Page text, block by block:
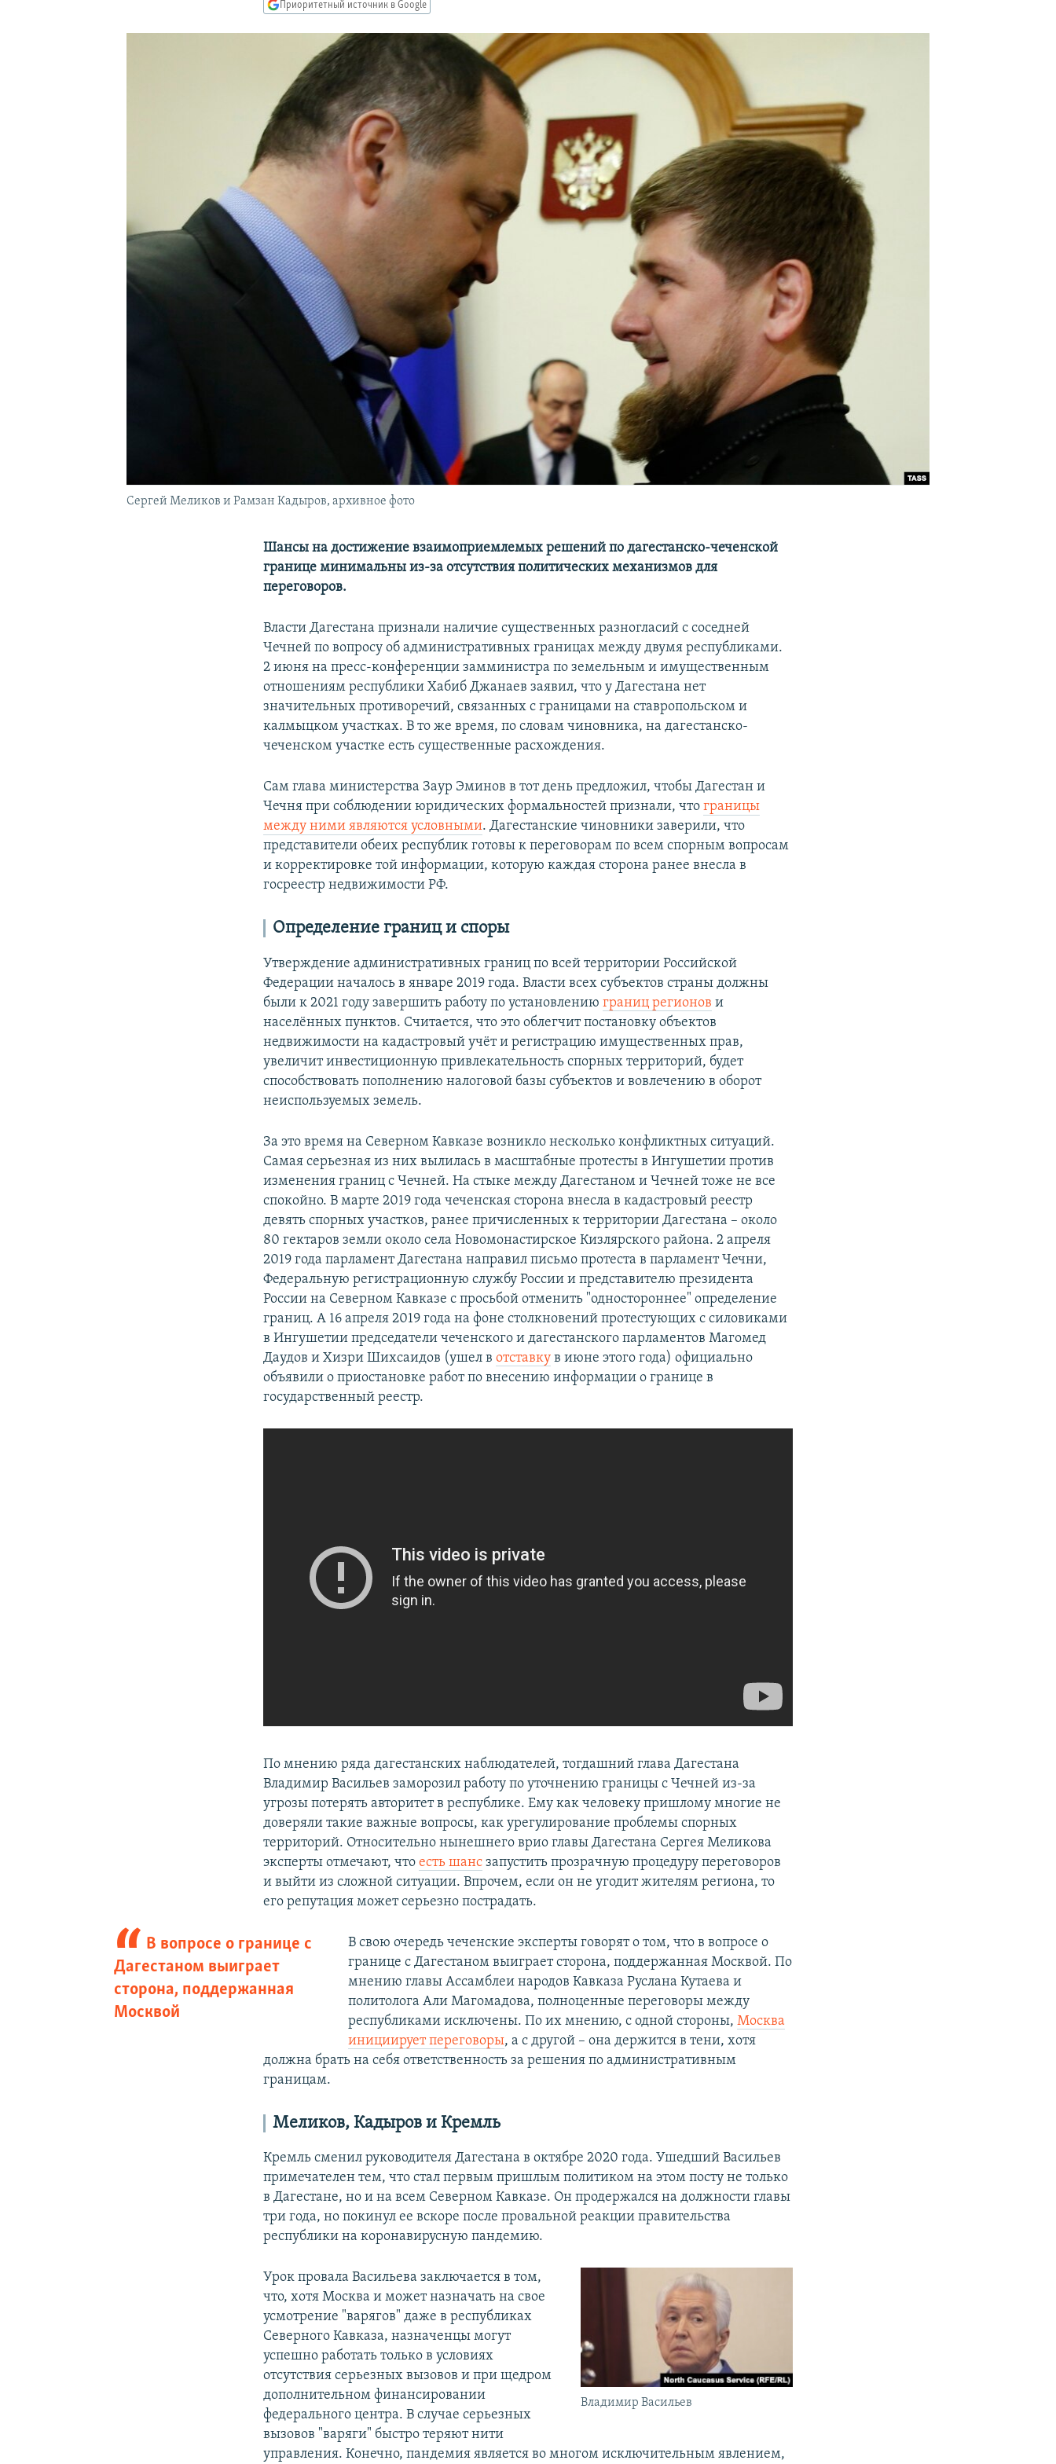
ПОДПИШИТЕСЬ НА РАССЫЛКУ
Приоритетный источник в Google
Сергей Меликов и Рамзан Кадыров, архивное фото
Шансы на достижение взаимоприемлемых решений по дагестанско-чеченской
границе минимальны из-за отсутствия политических механизмов для
переговоров.
Власти Дагестана признали наличие существенных разногласий с соседней
Чечней по вопросу об административных границах между двумя республиками.
2 июня на пресс-конференции замминистра по земельным и имущественным
отношениям республики Хабиб Джанаев заявил, что у Дагестана нет
значительных противоречий, связанных с границами на ставропольском и
калмыцком участках. В то же время, по словам чиновника, на дагестанско-
чеченском участке есть существенные расхождения.
Сам глава министерства Заур Эминов в тот день предложил, чтобы Дагестан и
Чечня при соблюдении юридических формальностей признали, чтограницы
между ними являются условными. Дагестанские чиновники заверили, что
представители обеих республик готовы к переговорам по всем спорным вопросам
и корректировке той информации, которую каждая сторона ранее внесла в
госреестр недвижимости РФ.
Определение границ и споры
Утверждение административных границ по всей территории Российской
Федерации началось в январе 2019 года. Власти всех субъектов страны должны
были к 2021 году завершить работу по установлениюграниц регионов и
населённых пунктов. Считается, что это облегчит постановку объектов
недвижимости на кадастровый учёт и регистрацию имущественных прав,
увеличит инвестиционную привлекательность спорных территорий, будет
способствовать пополнению налоговой базы субъектов и вовлечению в оборот
неиспользуемых земель.
За это время на Северном Кавказе возникло несколько конфликтных ситуаций.
Самая серьезная из них вылилась в масштабные протесты в Ингушетии против
изменения границ с Чечней. На стыке между Дагестаном и Чечней тоже не все
спокойно. В марте 2019 года чеченская сторона внесла в кадастровый реестр
девять спорных участков, ранее причисленных к территории Дагестана – около
80 гектаров земли около села Новомонастирское Кизлярского района. 2 апреля
2019 года парламент Дагестана направил письмо протеста в парламент Чечни,
Федеральную регистрационную службу России и представителю президента
России на Северном Кавказе с просьбой отменить "одностороннее" определение
границ. А 16 апреля 2019 года на фоне столкновений протестующих с силовиками
в Ингушетии председатели чеченского и дагестанского парламентов Магомед
Даудов и Хизри Шихсаидов (ушел вотставку в июне этого года) официально
объявили о приостановке работ по внесению информации о границе в
государственный реестр.
По мнению ряда дагестанских наблюдателей, тогдашний глава Дагестана
Владимир Васильев заморозил работу по уточнению границы с Чечней из-за
угрозы потерять авторитет в республике. Ему как человеку пришлому многие не
доверяли такие важные вопросы, как урегулирование проблемы спорных
территорий. Относительно нынешнего врио главы Дагестана Сергея Меликова
эксперты отмечают, чтоесть шанс запустить прозрачную процедуру переговоров
и выйти из сложной ситуации. Впрочем, если он не угодит жителям региона, то
его репутация может серьезно пострадать.
В вопросе о границе с
Дагестаном выиграет
сторона, поддержанная
Москвой
В свою очередь чеченские эксперты говорят о том, что в вопросе о
границе с Дагестаном выиграет сторона, поддержанная Москвой. По
мнению главы Ассамблеи народов Кавказа Руслана Кутаева и
политолога Али Магомадова, полноценные переговоры между
республиками исключены. По их мнению, с одной стороны, Москва
инициирует переговоры, а с другой – она держится в тени, хотя
должна брать на себя ответственность за решения по административным
границам.
Меликов, Кадыров и Кремль
Кремль сменил руководителя Дагестана в октябре 2020 года. Ушедший Васильев
примечателен тем, что стал первым пришлым политиком на этом посту не только
в Дагестане, но и на всем Северном Кавказе. Он продержался на должности главы
три года, но покинул ее вскоре после провальной реакции правительства
республики на коронавирусную пандемию.
Владимир Васильев
Урок провала Васильева заключается в том,
что, хотя Москва и может назначать на свое
усмотрение "варягов" даже в республиках
Северного Кавказа, назначенцы могут
успешно работать только в условиях
отсутствия серьезных вызовов и при щедром
дополнительном финансировании
федерального центра. В случае серьезных
вызовов "варяги" быстро теряют нити
управления. Конечно, пандемия является во многом исключительным явлением,